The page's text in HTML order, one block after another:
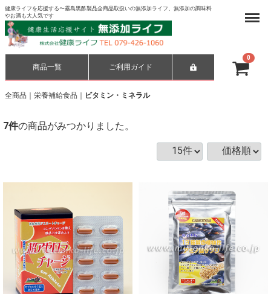
健康ライフを応援する〜霧島黒酢製品全商品取扱いの無添加ライフ、無添加の調味料
やお酒も大人気です
商品一覧 ご利用ガイド
Menu
全商品 栄養補給食品 ビタミン・ミネラル
7件の商品がみつかりました。
0